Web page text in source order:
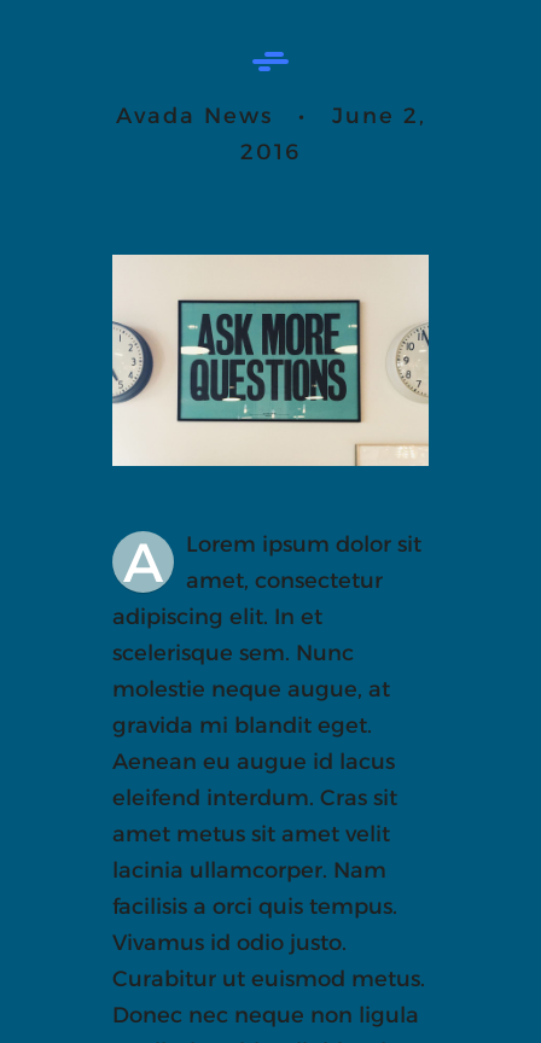
Avada News • June 2,
2016
A
Lorem ipsum dolor sit
amet, consectetur
adipiscing elit. In et
scelerisque sem. Nunc
molestie neque augue, at
gravida mi blandit eget.
Aenean eu augue id lacus
eleifend interdum. Cras sit
amet metus sit amet velit
lacinia ullamcorper. Nam
facilisis a orci quis tempus.
Vivamus id odio justo.
Curabitur ut euismod metus.
Donec nec neque non ligula